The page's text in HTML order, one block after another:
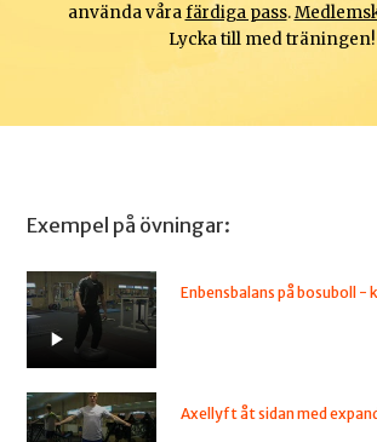
MEDLEM
använda vårafärdiga pass.
Lycka till med träningen!
Exempel på övningar:
Enbensbalans på bosuboll -
Axellyft åt sidan med